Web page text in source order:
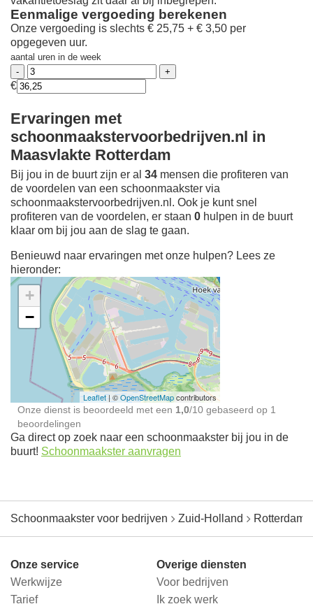
Eenmalige vergoeding berekenen
Onze vergoeding is slechts € 25,75 + € 3,50 per
opgegeven uur.
aantal uren in de week
€
Ervaringen met
schoonmaakstervoorbedrijven.nl in
Maasvlakte Rotterdam
Bij jou in de buurt zijn er al 34 mensen die profiteren van
de voordelen van een schoonmaakster via
schoonmaakstervoorbedrijven.nl. Ook je kunt snel
profiteren van de voordelen, er staan 0 hulpen in de buurt
klaar om bij jou aan de slag te gaan.
Benieuwd naar ervaringen met onze hulpen? Lees ze
hieronder:
Ontdek meer ervaringen
Schoonmaakster bij
jou in de buurt
+
−
Leaflet| ©OpenStreetMapcontributors
Onze dienst is beoordeeld met een 1,0/10 gebaseerd op 1
beoordelingen
Ga direct op zoek naar een schoonmaakster bij jou in de
buurt! Schoonmaakster aanvragen
Schoonmaakster voor bedrijven Zuid-Holland Rotterdam
Onze service
Werkwijze
Tarief
Overige diensten
Voor bedrijven
Ik zoek werk